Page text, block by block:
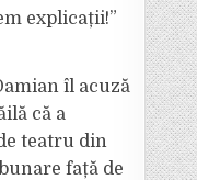
explicații!”
îl acuză
că a
teatru din
față de